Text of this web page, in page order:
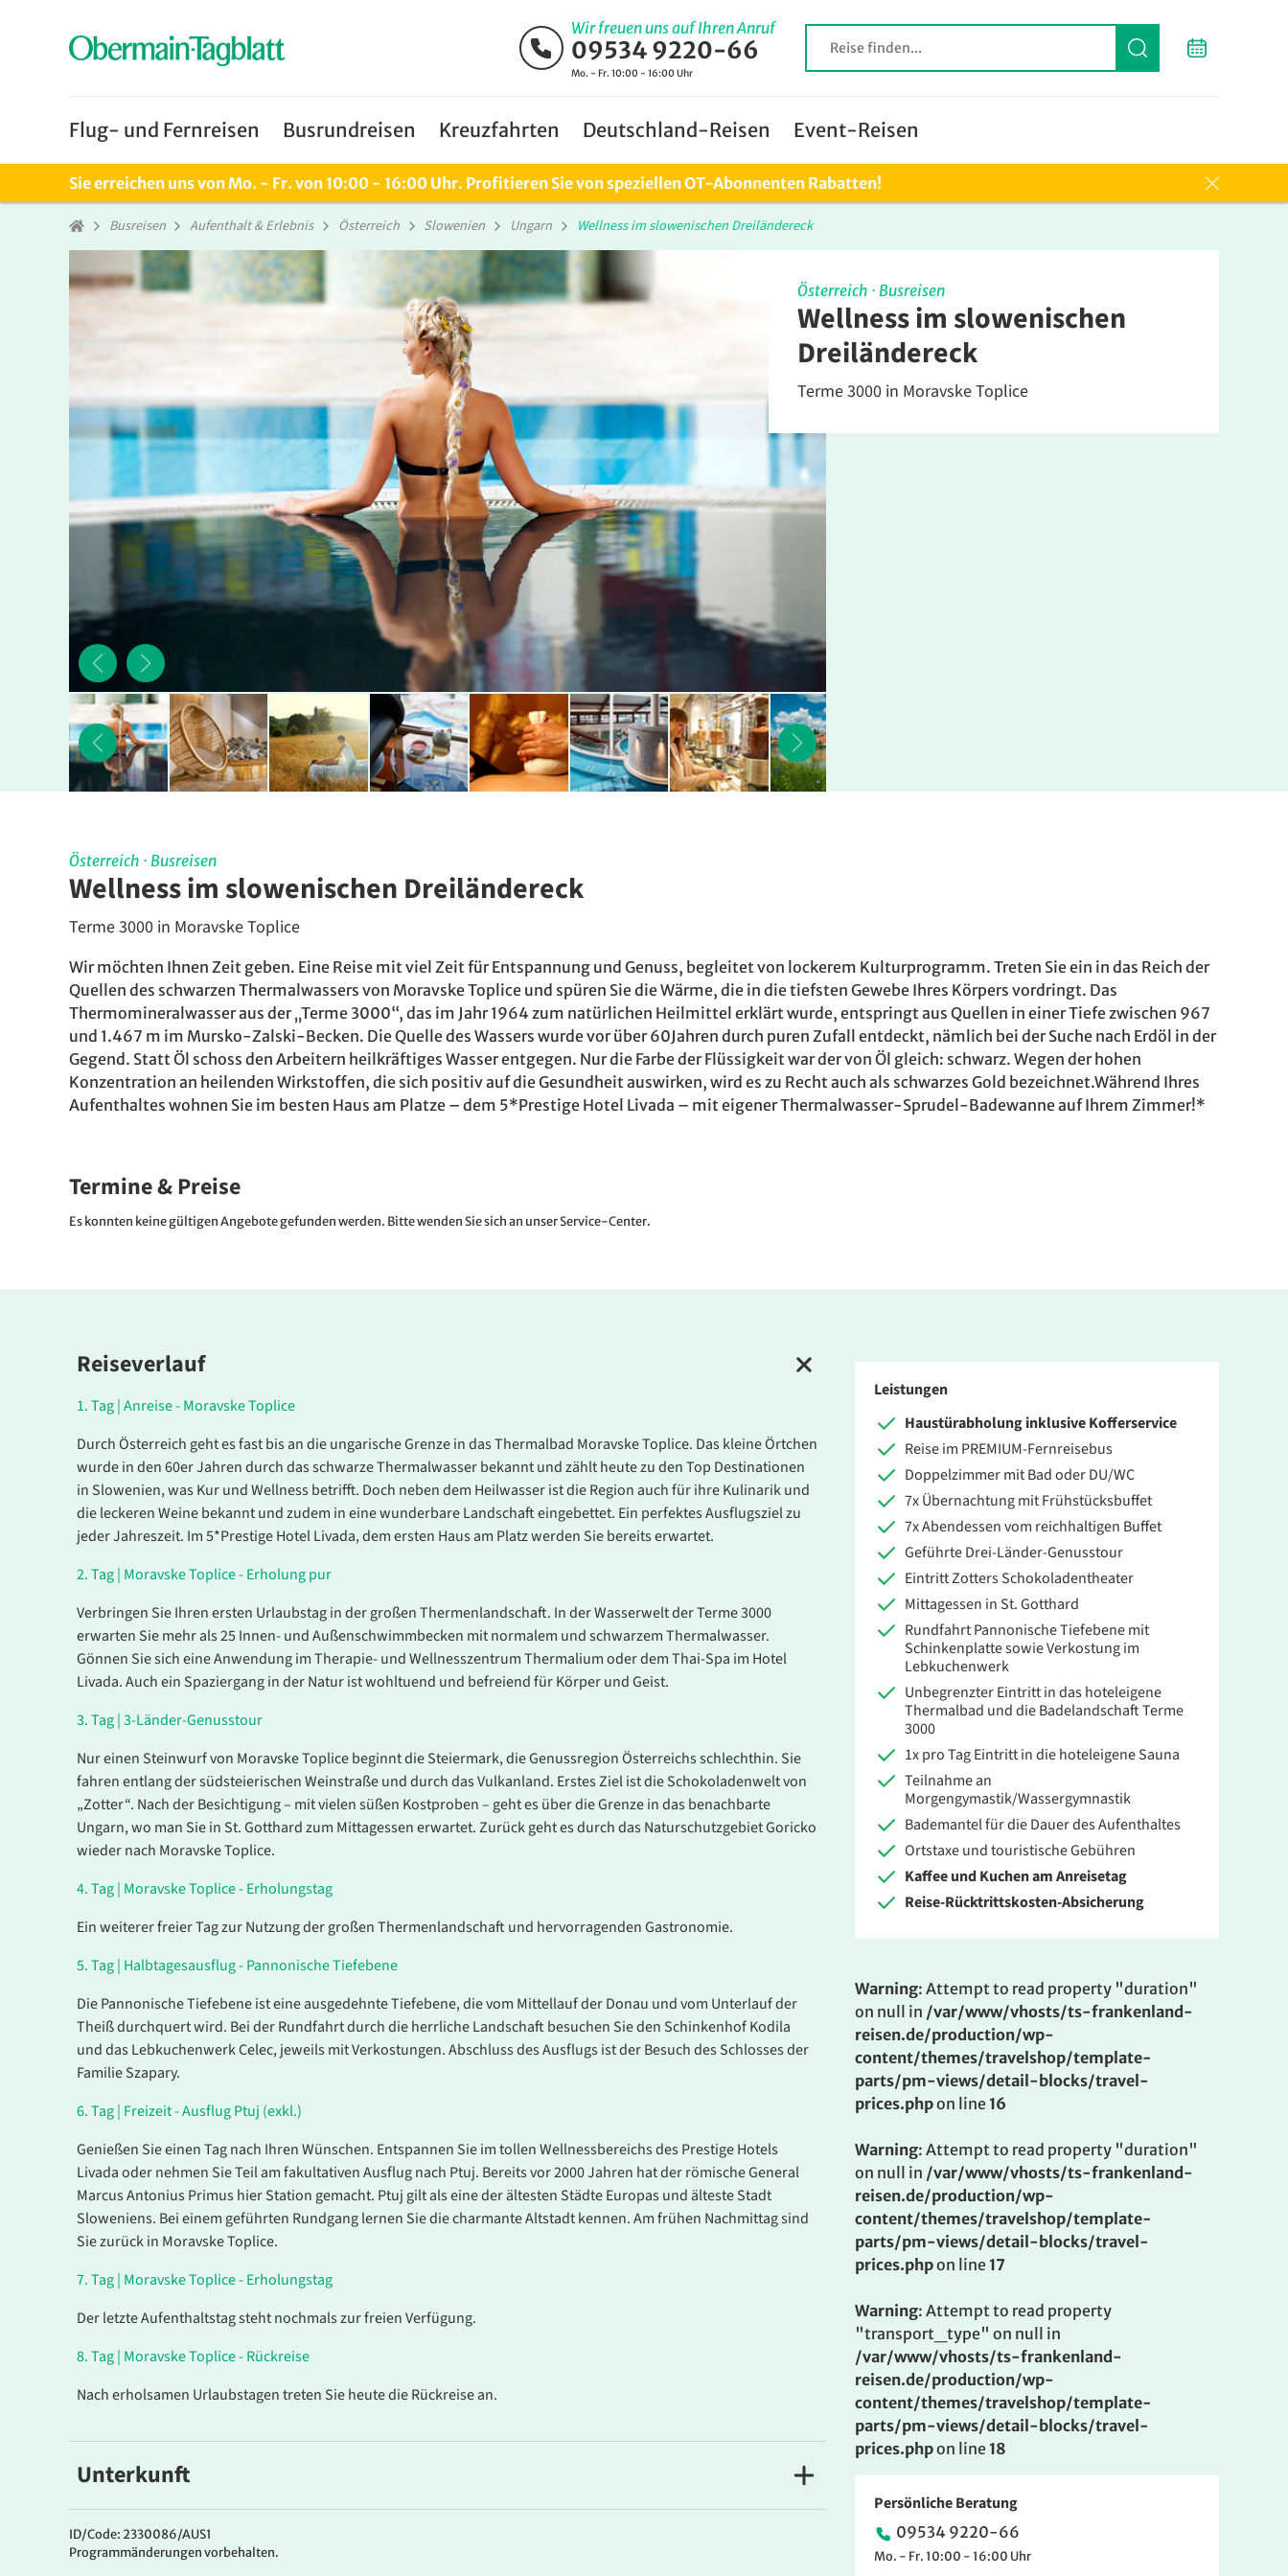
Wir freuen uns auf Ihren Anruf
09534 9220-66
Mo. - Fr. 10:00 - 16:00 Uhr
Flug- und Fernreisen Busrundreisen Kreuzfahrten Deutschland-Reisen Event-Reisen
Sie erreichen uns von Mo. - Fr. von 10:00 - 16:00 Uhr. Profitieren Sie von speziellen OT-Abonnenten Rabatten!
Busreisen Aufenthalt & Erlebnis Österreich Slowenien Ungarn Wellness im slowenischen Dreiländereck
Österreich · Busreisen
Wellness im slowenischen
Dreiländereck
Terme 3000 in Moravske Toplice
Es konnten keine gültigen Angebote gefunden werden. Bitte wenden Sie sich an unser Service-Center.
Österreich · Busreisen
Wellness im slowenischen Dreiländereck
Terme 3000 in Moravske Toplice
Wir möchten Ihnen Zeit geben. Eine Reise mit viel Zeit für Entspannung und Genuss, begleitet von lockerem Kulturprogramm. Treten Sie ein in das Reich der
Quellen des schwarzen Thermalwassers von Moravske Toplice und spüren Sie die Wärme, die in die tiefsten Gewebe Ihres Körpers vordringt. Das
Thermomineralwasser aus der „Terme 3000“, das im Jahr 1964 zum natürlichen Heilmittel erklärt wurde, entspringt aus Quellen in einer Tiefe zwischen 967
und 1.467 m im Mursko-Zalski-Becken. Die Quelle des Wassers wurde vor über 60Jahren durch puren Zufall entdeckt, nämlich bei der Suche nach Erdöl in der
Gegend. Statt Öl schoss den Arbeitern heilkräftiges Wasser entgegen. Nur die Farbe der Flüssigkeit war der von Öl gleich: schwarz. Wegen der hohen
Konzentration an heilenden Wirkstoffen, die sich positiv auf die Gesundheit auswirken, wird es zu Recht auch als schwarzes Gold bezeichnet.Während Ihres
Aufenthaltes wohnen Sie im besten Haus am Platze – dem 5*Prestige Hotel Livada – mit eigener Thermalwasser-Sprudel-Badewanne auf Ihrem Zimmer!*
Termine & Preise
Es konnten keine gültigen Angebote gefunden werden. Bitte wenden Sie sich an unser Service-Center.
Reiseverlauf
1.Tag |Anreise - Moravske Toplice
Durch Österreich geht es fast bis an die ungarische Grenze in das Thermalbad Moravske Toplice. Das kleine Örtchen
wurde in den 60er Jahren durch das schwarze Thermalwasser bekannt und zählt heute zu den Top Destinationen
in Slowenien, was Kur und Wellness betrifft. Doch neben dem Heilwasser ist die Region auch für ihre Kulinarik und
die leckeren Weine bekannt und zudem in eine wunderbare Landschaft eingebettet. Ein perfektes Ausflugsziel zu
jeder Jahreszeit. Im 5*Prestige Hotel Livada, dem ersten Haus am Platz werden Sie bereits erwartet.
2.Tag | Moravske Toplice - Erholung pur
Verbringen Sie Ihren ersten Urlaubstag in der großen Thermenlandschaft. In der Wasserwelt der Terme 3000
erwarten Sie mehr als 25 Innen- und Außenschwimmbecken mit normalem und schwarzem Thermalwasser.
Gönnen Sie sich eine Anwendung im Therapie- und Wellnesszentrum Thermalium oder dem Thai-Spa im Hotel
Livada. Auch ein Spaziergang in der Natur ist wohltuend und befreiend für Körper und Geist.
3.Tag |3-Länder-Genusstour
Nur einen Steinwurf von Moravske Toplice beginnt die Steiermark, die Genussregion Österreichs schlechthin. Sie
fahren entlang der südsteierischen Weinstraße und durch das Vulkanland. Erstes Ziel ist die Schokoladenwelt von
„Zotter“. Nach der Besichtigung – mit vielen süßen Kostproben – geht es über die Grenze in das benachbarte
Ungarn, wo man Sie in St. Gotthard zum Mittagessen erwartet. Zurück geht es durch das Naturschutzgebiet Goricko
wieder nach Moravske Toplice.
4.Tag | Moravske Toplice - Erholungstag
Ein weiterer freier Tag zur Nutzung der großen Thermenlandschaft und hervorragenden Gastronomie.
5.Tag | Halbtagesausflug - Pannonische Tiefebene
Die Pannonische Tiefebene ist eine ausgedehnte Tiefebene, die vom Mittellauf der Donau und vom Unterlauf der
Theiß durchquert wird. Bei der Rundfahrt durch die herrliche Landschaft besuchen Sie den Schinkenhof Kodila
und das Lebkuchenwerk Celec, jeweils mit Verkostungen. Abschluss des Ausflugs ist der Besuch des Schlosses der
Familie Szapary.
6.Tag | Freizeit - Ausflug Ptuj (exkl.)
Genießen Sie einen Tag nach Ihren Wünschen. Entspannen Sie im tollen Wellnessbereichs des Prestige Hotels
Livada oder nehmen Sie Teil am fakultativen Ausflug nach Ptuj. Bereits vor 2000 Jahren hat der römische General
Marcus Antonius Primus hier Station gemacht. Ptuj gilt als eine der ältesten Städte Europas und älteste Stadt
Sloweniens. Bei einem geführten Rundgang lernen Sie die charmante Altstadt kennen. Am frühen Nachmittag sind
Sie zurück in Moravske Toplice.
7.Tag | Moravske Toplice - Erholungstag
Der letzte Aufenthaltstag steht nochmals zur freien Verfügung.
8.Tag | Moravske Toplice - Rückreise
Nach erholsamen Urlaubstagen treten Sie heute die Rückreise an.
Unterkunft
5*Prestige Hotel Livada
Das elegante5*Prestige Hotel Livada
Kraft des schwarzen Thermalwassers bietet. Sie haben unbegrenzten Zugang zum Terme 3000 Spa Resort mit
ID/Code: 2330086/AUS1
Programmänderungen vorbehalten.
Leistungen
Haustürabholung inklusive Kofferservice
Reise im PREMIUM-Fernreisebus
Doppelzimmer mit Bad oder DU/WC
7x Übernachtung mit Frühstücksbuffet
7x Abendessen vom reichhaltigen Buffet
Geführte Drei-Länder-Genusstour
Eintritt Zotters Schokoladentheater
Mittagessen in St. Gotthard
Rundfahrt Pannonische Tiefebene mit
Schinkenplatte sowie Verkostung im
Lebkuchenwerk
Unbegrenzter Eintritt in das hoteleigene
Thermalbad und die Badelandschaft Terme
3000
1x pro Tag Eintritt in die hoteleigene Sauna
Teilnahme an
Morgengymastik/Wassergymnastik
Bademantel für die Dauer des Aufenthaltes
Ortstaxe und touristische Gebühren
Kaffee und Kuchen am Anreisetag
Reise-Rücktrittskosten-Absicherung
Warning: Attempt to read property "duration"
on null in /var/www/vhosts/ts-frankenland-
reisen.de/production/wp-
content/themes/travelshop/template-
parts/pm-views/detail-blocks/travel-
prices.phpon line 16
Warning: Attempt to read property "duration"
on null in /var/www/vhosts/ts-frankenland-
reisen.de/production/wp-
content/themes/travelshop/template-
parts/pm-views/detail-blocks/travel-
prices.phpon line 17
Warning: Attempt to read property
"transport_type" on null in
/var/www/vhosts/ts-frankenland-
reisen.de/production/wp-
content/themes/travelshop/template-
parts/pm-views/detail-blocks/travel-
prices.phpon line 18
Persönliche Beratung
09534 9220-66
Mo. - Fr. 10:00 - 16:00 Uhr